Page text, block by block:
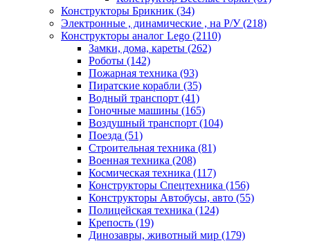
Конструкторы Брикник (34)
Электронные , динамические , на Р/У(218)
Конструкторы аналог Lego (2110)
Замки, дома, кареты (262)
Роботы (142)
Пожарная техника (93)
Пиратские корабли (35)
Водный транспорт (41)
Гоночные машины (165)
Воздушный транспорт (104)
Поезда (51)
Строительная техника (81)
Военная техника (208)
Космическая техника (117)
Конструкторы Спецтехника (156)
Конструкторы Автобусы, авто (55)
Полицейская техника (124)
Крепость (19)
Динозавры, животный мир (179)